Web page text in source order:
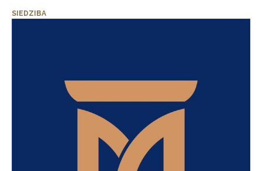
SIEDZIBA